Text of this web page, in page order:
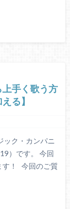
上手く歌う方
る】
ック・カンパニ
）です。 今回
す！ 今回のご質